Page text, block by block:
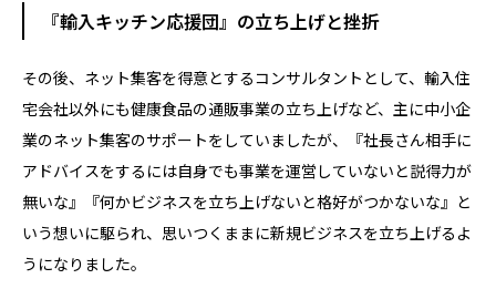
『輸入キッチン応援団』の立ち上げと挫折
その後、ネット集客を得意とするコンサルタントとして、輸入住
宅会社以外にも健康食品の通販事業の立ち上げなど、主に中小企
業のネット集客のサポートをしていましたが、『社長さん相手に
アドバイスをするには自身でも事業を運営していないと説得力が
無いな』『何かビジネスを立ち上げないと格好がつかないな』と
いう想いに駆られ、思いつくままに新規ビジネスを立ち上げるよ
うになりました。